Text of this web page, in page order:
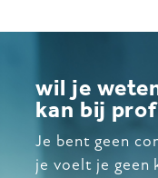
wil je
kan bij
Je bent geen
je voelt je geen